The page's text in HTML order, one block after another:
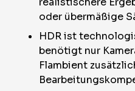
oder übermäßige
HDR ist
benötigt nur
Flambient